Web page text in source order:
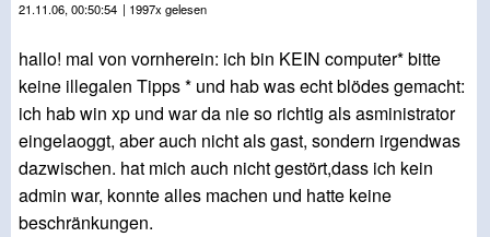
21.11.06, 00:50:54 | 1997x gelesen
hallo! mal von vornherein: ich bin KEIN computer* bitte
keine illegalen Tipps * und hab was echt blödes gemacht:
ich hab win xp und war da nie so richtig als asministrator
eingelaoggt, aber auch nicht als gast, sondern irgendwas
dazwischen. hat mich auch nicht gestört,dass ich kein
admin war, konnte alles machen und hatte keine
beschränkungen.